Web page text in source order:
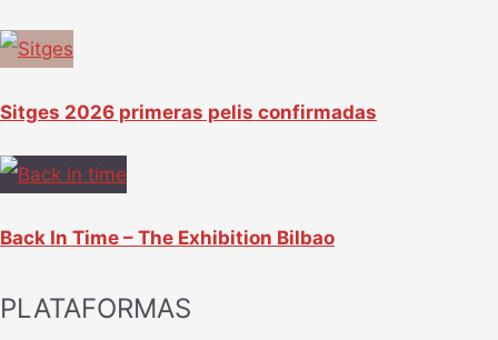
Sitges 2026 primeras pelis confirmadas
Back In Time – The Exhibition Bilbao
PLATAFORMAS